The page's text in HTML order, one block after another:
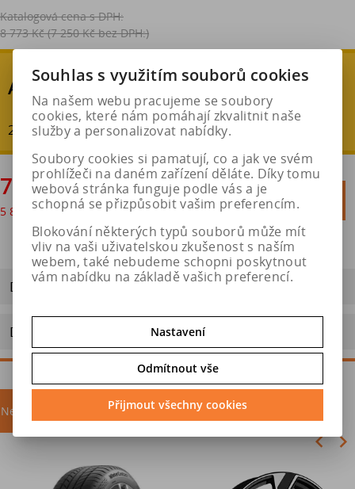
Katalogová cena s DPH:
8 773 Kč (7 250 Kč bez DPH:)
AKČNÍ SLEVA
20 % - ušetříte : 1 755 Kč
7 018 Kč
5 800 Kčbez DPH


Do košíku
Dotaz na výrobek
Doporučit výrobek
Nejprodávanější akce
Souhlas s využitím souborů cookies
Na našem webu pracujeme se soubory
cookies, které nám pomáhají zkvalitnit naše
služby a personalizovat nabídky.
Soubory cookies si pamatují, co a jak ve svém
prohlížeči na daném zařízení děláte. Díky tomu
webová stránka funguje podle vás a je
schopná se přizpůsobit vašim preferencím.
Blokování některých typů souborů může mít
vliv na vaši uživatelskou zkušenost s naším
webem, také nebudeme schopni poskytnout
vám nabídku na základě vašich preferencí.
Nastavení
Odmítnout vše
Přijmout všechny cookies